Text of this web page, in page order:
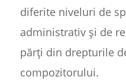
diferite niveluri de
administrativ și de
părți din drepturile
compozitorului.